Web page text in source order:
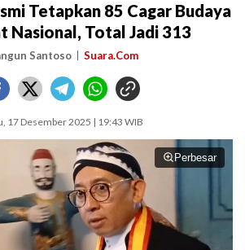
Tetapkan 85 Cagar Budaya
Nasional, Total Jadi 313
Santoso Suara.Com
17 Desember 2025 | 19:43 WIB
Perbesar